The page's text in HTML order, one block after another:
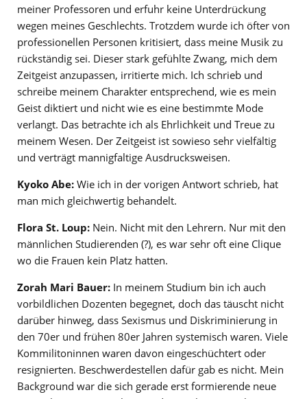
meiner Professoren und erfuhr keine Unterdrückung
wegen meines Geschlechts. Trotzdem wurde ich öfter von
professionellen Personen kritisiert, dass meine Musik zu
rückständig sei. Dieser stark gefühlte Zwang, mich dem
Zeitgeist anzupassen, irritierte mich. Ich schrieb und
schreibe meinem Charakter entsprechend, wie es mein
Geist diktiert und nicht wie es eine bestimmte Mode
verlangt. Das betrachte ich als Ehrlichkeit und Treue zu
meinem Wesen. Der Zeitgeist ist sowieso sehr vielfältig
und verträgt mannigfaltige Ausdrucksweisen.
Kyoko Abe: Wie ich in der vorigen Antwort schrieb, hat
man mich gleichwertig behandelt.
Flora St. Loup: Nein. Nicht mit den Lehrern. Nur mit den
männlichen Studierenden (?), es war sehr oft eine Clique
wo die Frauen kein Platz hatten.
Zorah Mari Bauer: In meinem Studium bin ich auch
vorbildlichen Dozenten begegnet, doch das täuscht nicht
darüber hinweg, dass Sexismus und Diskriminierung in
den 70er und frühen 80er Jahren systemisch waren. Viele
Kommilitoninnen waren davon eingeschüchtert oder
resignierten. Beschwerdestellen dafür gab es nicht. Mein
Background war die sich gerade erst formierende neue